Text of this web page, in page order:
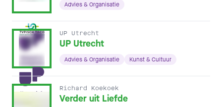
Advies & Organisatie
UP Utrecht
UP Utrecht
Advies & Organisatie Kunst & Cultuur
Richard Koekoek
Verder uit Liefde